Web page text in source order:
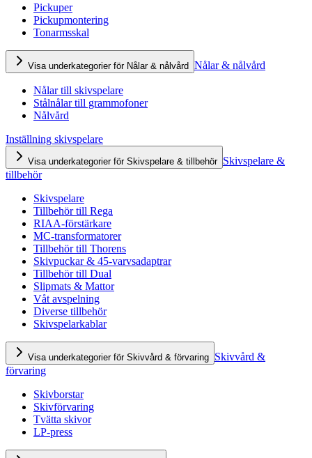
Pickuper
Pickupmontering
Tonarmsskal
Visa underkategorier för Nålar & nålvård Nålar & nålvård
Nålar till skivspelare
Stålnålar till grammofoner
Nålvård
Inställning skivspelare
Visa underkategorier för Skivspelare & tillbehör Skivspelare &
tillbehör
Skivspelare
Tillbehör till Rega
RIAA-förstärkare
MC-transformatorer
Tillbehör till Thorens
Skivpuckar & 45-varvsadaptrar
Tillbehör till Dual
Slipmats & Mattor
Våt avspelning
Diverse tillbehör
Skivspelarkablar
Visa underkategorier för Skivvård & förvaring Skivvård &
förvaring
Skivborstar
Skivförvaring
Tvätta skivor
LP-press